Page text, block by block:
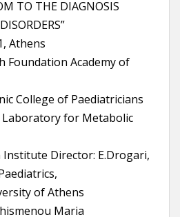
TO THE DIAGNOSIS
Athens
Foundation Academy of
College of Paediatricians
Laboratory for Metabolic
Institute Director: E.Drogari,
of Athens
Maria